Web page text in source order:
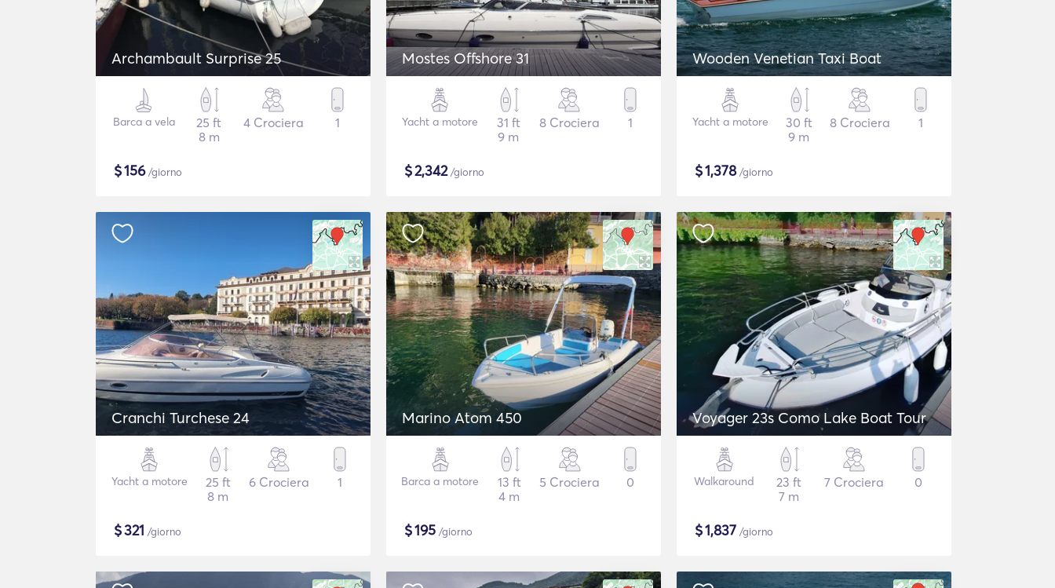
Archambault Surprise 25
Barca a vela
25 ft
8 m
4 Crociera 1
$156/giorno
Mostes Offshore 31
Yacht a motore
31 ft
9 m
8 Crociera 1
$2,342/giorno
Wooden Venetian Taxi Boat
Yacht a motore
30 ft
9 m
8 Crociera 1
$1,378/giorno
Cranchi Turchese 24
Yacht a motore
25 ft
8 m
6 Crociera 1
$321 /giorno
Marino Atom 450
Barca a motore
13 ft
4 m
5 Crociera 0
$195 /giorno
Voyager 23s Como Lake Boat Tour
Walkaround
23 ft
7 m
7 Crociera 0
$1,837 /giorno